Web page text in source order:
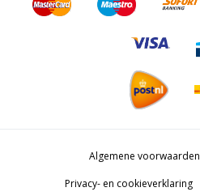
Algemene voorwaarden
Privacy- en cookieverklaring